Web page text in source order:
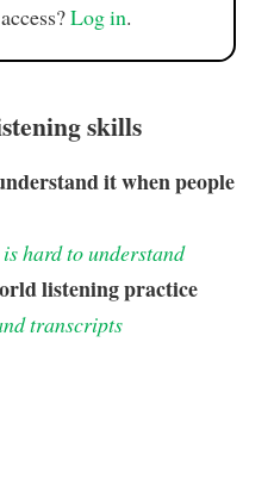
Log in.
skills
it when people
hard to understand
listening practice
transcripts